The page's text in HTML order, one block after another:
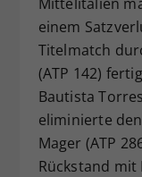
einem
Titelmatch
(ATP 142)
Bautista
eliminierte
Mager (ATP
Rückstand mit